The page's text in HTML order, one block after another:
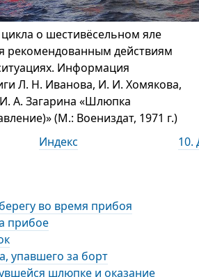
цикла о шестивёсельном яле
рекомендованным действиям
Информация
Л. Н. Иванова, И. И. Хомякова,
А. Загарина «Шлюпка
(М.: Воениздат, 1971 г.)
Индекс 10.
во время прибоя
прибое
упавшего за борт
шлюпке и оказание